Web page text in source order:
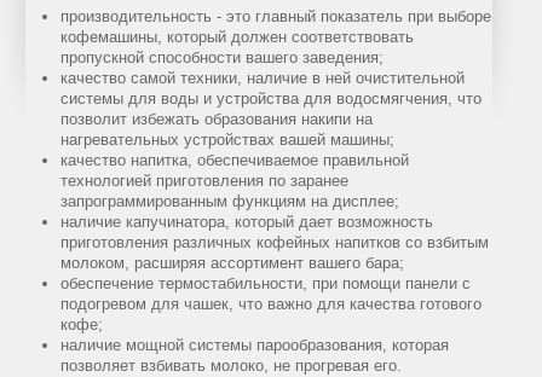
ИНТЕРЕСНОЕ
Публикации о
кофе и чае
Магазин
премиального
кофе
Кофе
зернах
Кофе
производительность - это главный показатель при выборе
кофемашины, который должен соответствовать
пропускной способности вашего заведения;
качество самой техники, наличие в ней очистительной
системы для воды и устройства для водосмягчения, что
позволит избежать образования накипи на
нагревательных устройствах вашей машины;
качество напитка, обеспечиваемое правильной
технологией приготовления по заранее
запрограммированным функциям на дисплее;
наличие капучинатора, который дает возможность
приготовления различных кофейных напитков со взбитым
молоком, расширяя ассортимент вашего бара;
обеспечение термостабильности, при помощи панели с
подогревом для чашек, что важно для качества готового
кофе;
наличие мощной системы парообразования, которая
позволяет взбивать молоко, не прогревая его.